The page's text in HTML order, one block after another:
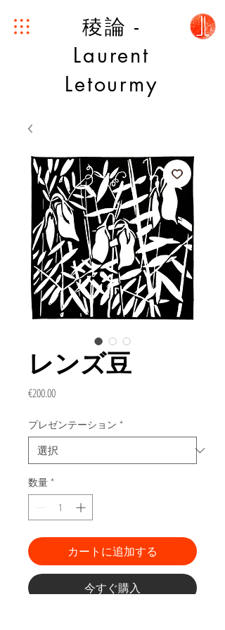
稜論 -
Laurent
Letourmy
レンズ豆
€200.00価
プレゼンテーション *
数量 *
カートに追加する
今すぐ購入